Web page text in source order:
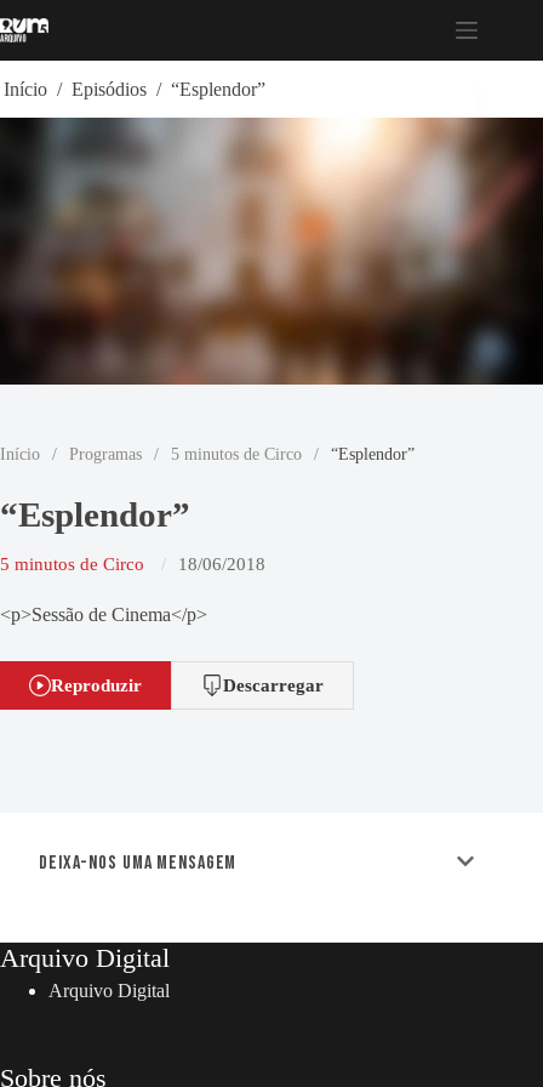
para
Início / Episódios / “Esplendor”
Início / Programas / 5 minutos de Circo / “Esplendor”
“Esplendor”
5 minutos de Circo 18/06/2018
<p>Sessão de Cinema</p>
Reproduzir Descarregar
Deixa-nos uma mensagem
Arquivo Digital
Arquivo Digital
Sobre nós